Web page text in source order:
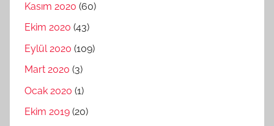
Kasım 2020 (60)
Ekim 2020 (43)
Eylül 2020 (109)
Mart 2020 (3)
Ocak 2020 (1)
Ekim 2019 (20)